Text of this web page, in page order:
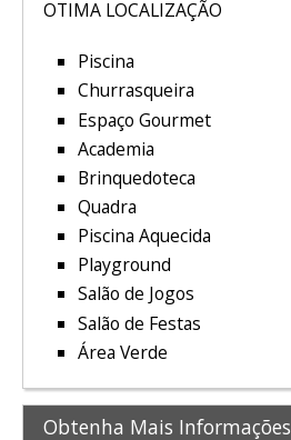
OTIMA LOCALIZAÇÃO
Piscina
Churrasqueira
Espaço Gourmet
Academia
Brinquedoteca
Quadra
Piscina Aquecida
Playground
Salão de Jogos
Salão de Festas
Área Verde
Obtenha Mais Informações